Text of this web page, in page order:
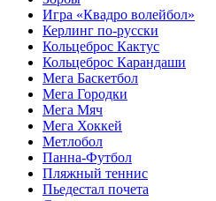
Игра «Квадро волейбол»
Керлинг по-русски
Кольцеброс Кактус
Кольцеброс Карандаши
Мега Баскетбол
Мега Городки
Мега Мяч
Мега Хоккей
Метлобол
Панна-Футбол
Пляжный теннис
Пьедестал почета